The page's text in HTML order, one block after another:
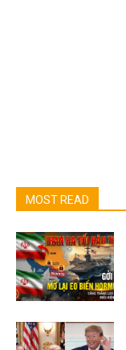
MOST READ